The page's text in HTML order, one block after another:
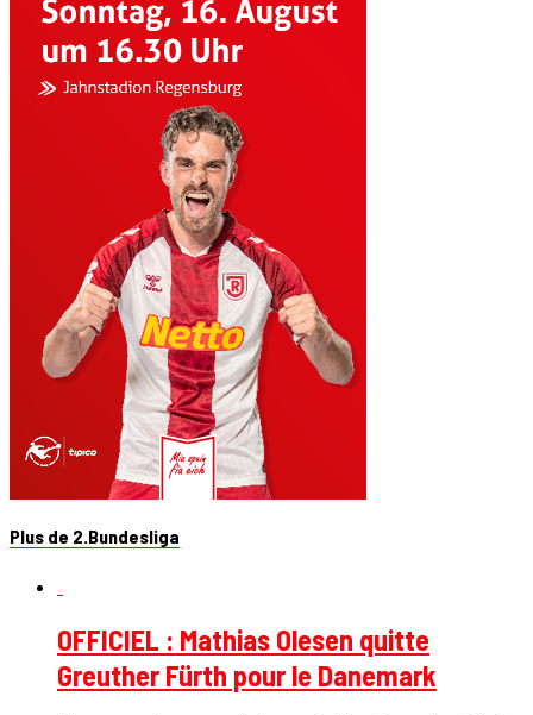
Plus de 2.Bundesliga
OFFICIEL : Mathias Olesen quitte
Greuther Fürth pour le Danemark